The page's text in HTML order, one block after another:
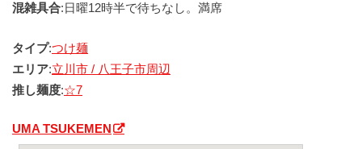
混雑具合:日曜12時半で待ちなし。満席
タイプ:つけ麺
エリア:立川市 / 八王子市周辺
推し麺度:☆7
UMA TSUKEMEN